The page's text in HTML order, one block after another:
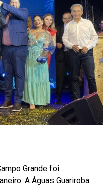
Grande foi
A Águas Guariroba